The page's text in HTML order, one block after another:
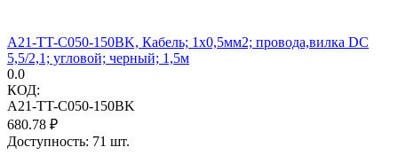
A21-TT-C050-150BK, Кабель; 1x0,5мм2; провода,вилка DC
5,5/2,1; угловой; черный; 1,5м
0.0
КОД:
A21-TT-C050-150BK
680.78 ₽
Доступность: 71 шт.